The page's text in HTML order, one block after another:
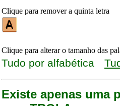
Clique para remover a quinta letra
Clique para alterar o tamanho das
Tudo por alfabética
Existe apenas uma